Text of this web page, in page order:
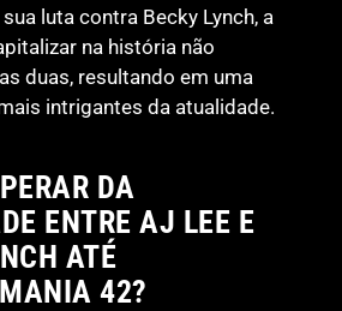
luta contra Becky Lynch, a
na história não
duas, resultando em uma
intrigantes da atualidade.
DA
ENTRE AJ LEE E
ATÉ
42?